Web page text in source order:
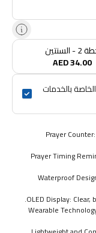
- السنتين
AED 34.00
Prayer
Prayer Timing
Waterproof
OLED Display:
Wearable